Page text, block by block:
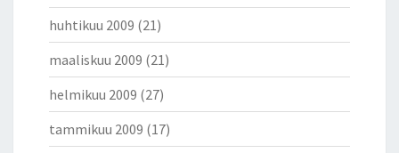
huhtikuu 2009 (21)
maaliskuu 2009 (21)
helmikuu 2009 (27)
tammikuu 2009 (17)